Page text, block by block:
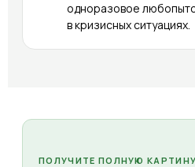
одноразовое
в кризисных ситуациях.
ПОЛУЧИТЕ ПОЛНУЮ КАРТИНУ